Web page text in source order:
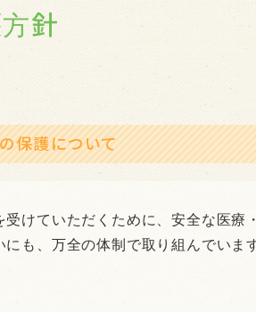
針
保護について
けていただくために、安全な医療
も、万全の体制で取り組んでいま